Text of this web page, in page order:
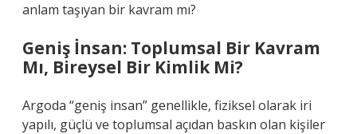
anlam taşıyan bir kavram mı?
Geniş İnsan: Toplumsal Bir Kavram
Mı, Bireysel Bir Kimlik Mi?
Argoda “geniş insan” genellikle, fiziksel olarak iri
yapılı, güçlü ve toplumsal açıdan baskın olan kişiler